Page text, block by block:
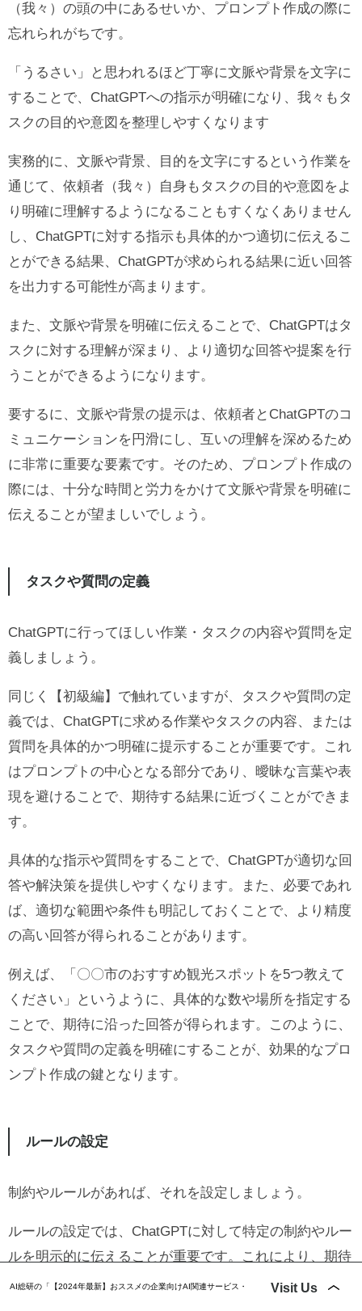
AI総研の「 【2024年最新】おススメの企業向けAI関連サービス・ Visit Us
（我々）の頭の中にあるせいか、プロンプト作成の際に
忘れられがちです。
「うるさい」と思われるほど丁寧に文脈や背景を文字に
することで、ChatGPTへの指示が明確になり、我々もタ
スクの目的や意図を整理しやすくなります
実務的に、文脈や背景、目的を文字にするという作業を
通じて、依頼者（我々）自身もタスクの目的や意図をよ
り明確に理解するようになることもすくなくありません
し、ChatGPTに対する指示も具体的かつ適切に伝えるこ
とができる結果、ChatGPTが求められる結果に近い回答
を出力する可能性が高まります。
また、文脈や背景を明確に伝えることで、ChatGPTはタ
スクに対する理解が深まり、より適切な回答や提案を行
うことができるようになります。
要するに、文脈や背景の提示は、依頼者とChatGPTのコ
ミュニケーションを円滑にし、互いの理解を深めるため
に非常に重要な要素です。そのため、プロンプト作成の
際には、十分な時間と労力をかけて文脈や背景を明確に
伝えることが望ましいでしょう。
タスクや質問の定義
ChatGPTに行ってほしい作業・タスクの内容や質問を定
義しましょう。
同じく【初級編】で触れていますが、タスクや質問の定
義では、ChatGPTに求める作業やタスクの内容、または
質問を具体的かつ明確に提示することが重要です。これ
はプロンプトの中心となる部分であり、曖昧な言葉や表
現を避けることで、期待する結果に近づくことができま
す。
具体的な指示や質問をすることで、ChatGPTが適切な回
答や解決策を提供しやすくなります。また、必要であれ
ば、適切な範囲や条件も明記しておくことで、より精度
の高い回答が得られることがあります。
例えば、「〇〇市のおすすめ観光スポットを5つ教えて
ください」というように、具体的な数や場所を指定する
ことで、期待に沿った回答が得られます。このように、
タスクや質問の定義を明確にすることが、効果的なプロ
ンプト作成の鍵となります。
ルールの設定
制約やルールがあれば、それを設定しましょう。
ルールの設定では、ChatGPTに対して特定の制約やルー
ルを明示的に伝えることが重要です。これにより、期待
する結果に近い回答を得ることができます。